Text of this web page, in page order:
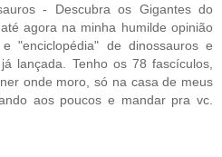
- Descubra os Gigantes do
agora na minha humilde opinião
"enciclopédia" de dinossauros e
lançada. Tenho os 78 fascículos,
onde moro, só na casa de meus
aos poucos e mandar pra vc.